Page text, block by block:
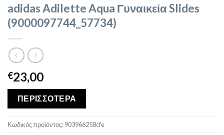
adidas Adilette Aqua Γυναικεία Slides
(9000097744_57734)
€23,00
ΠΕΡΙΣΣΟΤΕΡΑ
Κωδικός προϊόντος:903966258cfe